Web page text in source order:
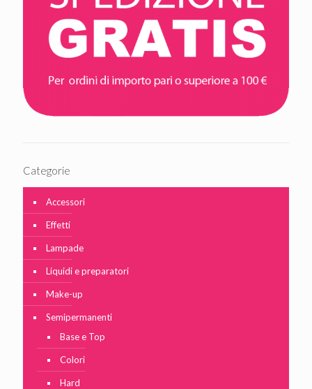
Categorie
Accessori
Effetti
Lampade
Liquidi e preparatori
Make-up
Semipermanenti
Base e Top
Colori
Hard